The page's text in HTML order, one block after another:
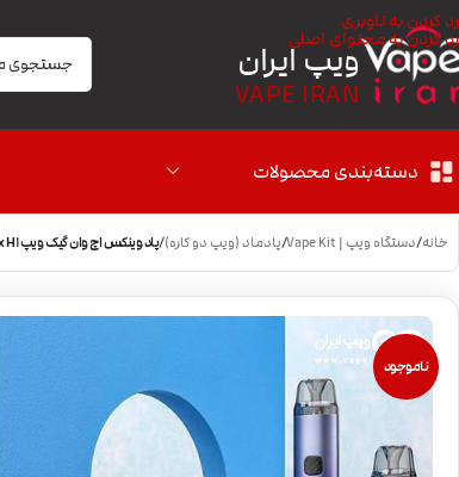
رد کردن به ناوبری
رد کردن به محتوای اصلی
ویپ ایران
VAPE IRAN
دسته‌بندی محصولات
خانه/دستگاه ویپ | Vape Kit /پادماد (ویپ دو کاره)/پاد وینکس اچ وان گیک ویپ Geekvape Wenax H1
ناموجود